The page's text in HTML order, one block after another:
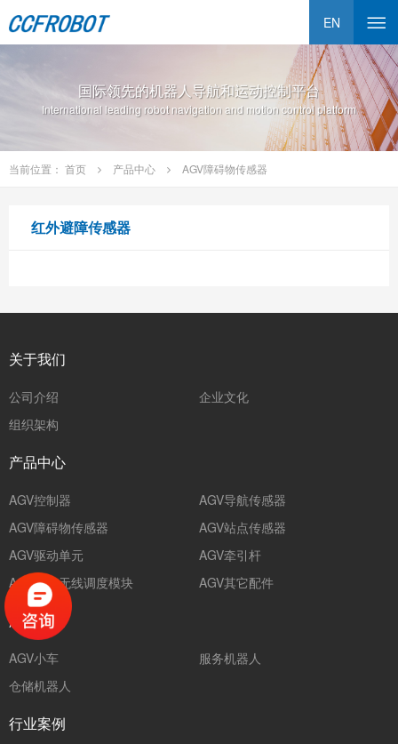
EN
国际领先的机器人导航和运动控制平台
International leading robot navigation and motion control platform
当前位置： 首页 产品中心 AGV障碍物传感器
红外避障传感器
关于我们
公司介绍
企业文化
组织架构
产品中心
AGV控制器
AGV导航传感器
AGV障碍物传感器
AGV站点传感器
AGV驱动单元
AGV牵引杆
AGV小车无线调度模块
AGV其它配件
解决方案
AGV小车
服务机器人
仓储机器人
行业案例